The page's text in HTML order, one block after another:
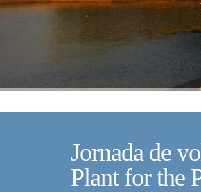
Jornada de
Plant for the